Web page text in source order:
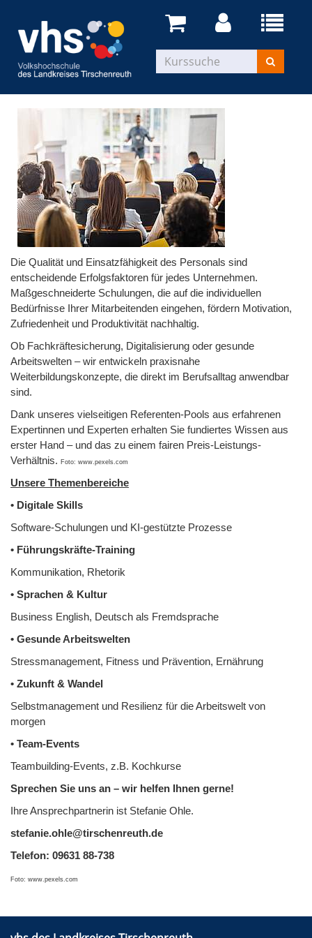
Die Qualität und Einsatzfähigkeit des Personals sind
entscheidende Erfolgsfaktoren für jedes Unternehmen.
Maßgeschneiderte Schulungen, die auf die individuellen
Bedürfnisse Ihrer Mitarbeitenden eingehen, fördern Motivation,
Zufriedenheit und Produktivität nachhaltig.
Ob Fachkräftesicherung, Digitalisierung oder gesunde
Arbeitswelten – wir entwickeln praxisnahe
Weiterbildungskonzepte, die direkt im Berufsalltag anwendbar
sind.
Dank unseres vielseitigen Referenten-Pools aus erfahrenen
Expertinnen und Experten erhalten Sie fundiertes Wissen aus
erster Hand – und das zu einem fairen Preis-Leistungs-
Verhältnis. Foto: www.pexels.com
Unsere Themenbereiche
• Digitale Skills
Software-Schulungen und KI-gestützte Prozesse
• Führungskräfte-Training
Kommunikation, Rhetorik
• Sprachen & Kultur
Business English, Deutsch als Fremdsprache
• Gesunde Arbeitswelten
Stressmanagement, Fitness und Prävention, Ernährung
• Zukunft & Wandel
Selbstmanagement und Resilienz für die Arbeitswelt von
morgen
• Team-Events
Teambuilding-Events, z.B. Kochkurse
Sprechen Sie uns an – wir helfen Ihnen gerne!
Ihre Ansprechpartnerin ist Stefanie Ohle.
stefanie.ohle@tirschenreuth.de
Telefon: 09631 88-738
Foto: www.pexels.com